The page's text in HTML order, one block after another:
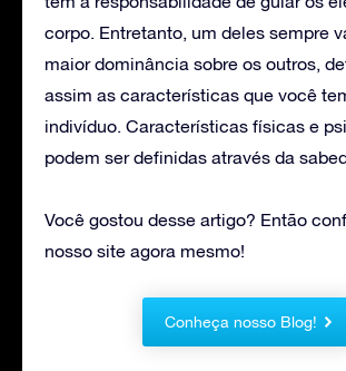
corpo. Entretanto, um deles sempre
maior dominância sobre os outros,
assim as características que você
indivíduo. Características físicas e
podem ser definidas através da
Você gostou desse artigo? Então
nosso site agora mesmo!
Conheça nosso Blog!